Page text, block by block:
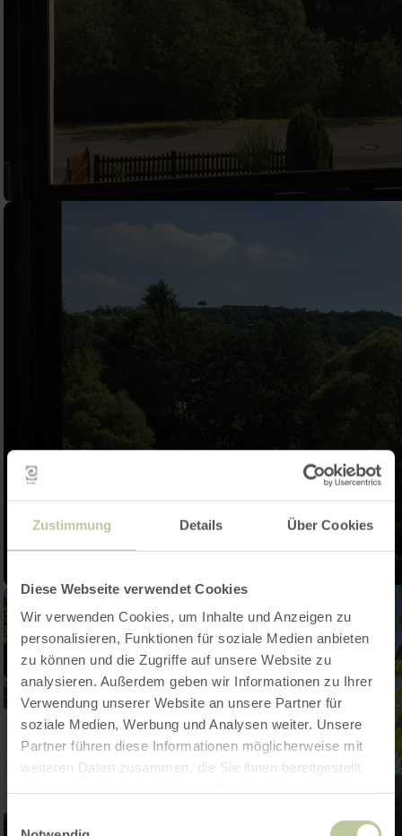
Zustimmung Details Über Cookies
Diese Webseite verwendet Cookies
Wir verwenden Cookies, um Inhalte und Anzeigen zu
personalisieren, Funktionen für soziale Medien anbieten
zu können und die Zugriffe auf unsere Website zu
analysieren. Außerdem geben wir Informationen zu Ihrer
Verwendung unserer Website an unsere Partner für
soziale Medien, Werbung und Analysen weiter. Unsere
Partner führen diese Informationen möglicherweise mit
weiteren Daten zusammen, die Sie ihnen bereitgestellt
Einwilligungsauswahl